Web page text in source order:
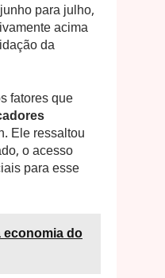
para julho,
acima
da
fatores que
Ele ressaltou
o acesso
para esse
economia do